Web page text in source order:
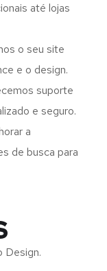
até lojas
o seu site
e o design.
suporte
e seguro.
a
de busca para
Design.